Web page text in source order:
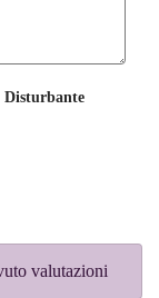
Disturbante
valutazioni